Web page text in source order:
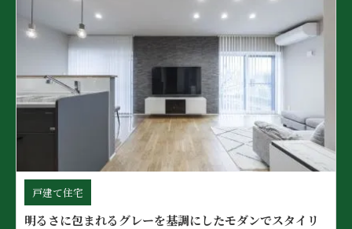
戸建て住宅
明るさに包まれるグレーを基調にしたモダンでスタイリ